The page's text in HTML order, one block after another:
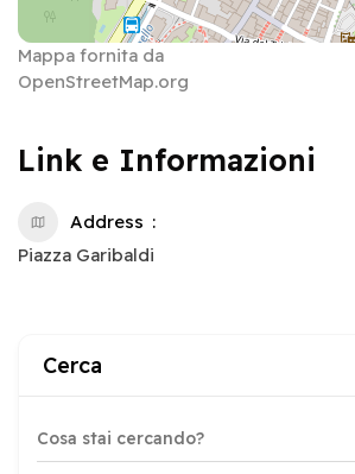
Mappa fornita da
OpenStreetMap.org
Link e Informazioni
Address
Piazza Garibaldi
Cerca